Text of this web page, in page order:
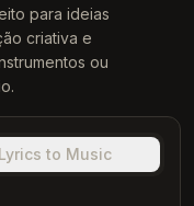
para ideias
criativa e
ou
Lyrics to Music